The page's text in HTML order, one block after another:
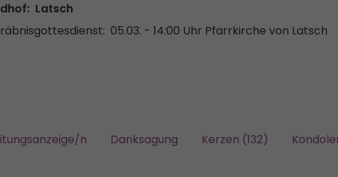
Latsch
05.03. - 14:00 Uhr Pfarrkirche von Latsch
n Danksagung Kerzen (132)